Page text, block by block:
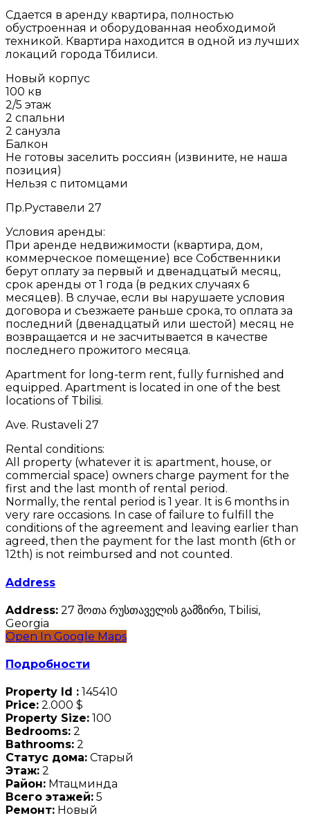
Сдается в аренду квартира, полностью
обустроенная и оборудованная необходимой
техникой. Квартира находится в одной из лучших
локаций города Тбилиси.
Новый корпус
100 кв
2/5 этаж
2 спальни
2 санузла
Балкон
Не готовы заселить россиян (извините, не наша
позиция)
Нельзя с питомцами
Пр.Руставели 27
Условия аренды:
При аренде недвижимости (квартира, дом,
коммерческое помещение) все Собственники
берут оплату за первый и двенадцатый месяц,
срок аренды от 1 года (в редких случаях 6
месяцев). В случае, если вы нарушаете условия
договора и съезжаете раньше срока, то оплата за
последний (двенадцатый или шестой) месяц не
возвращается и не засчитывается в качестве
последнего прожитого месяца.
Apartment for long-term rent, fully furnished and
equipped. Apartment is located in one of the best
locations of Tbilisi.
Ave. Rustaveli 27
Rental conditions:
All property (whatever it is: apartment, house, or
commercial space) owners charge payment for the
first and the last month of rental period.
Normally, the rental period is 1 year. It is 6 months in
very rare occasions. In case of failure to fulfill the
conditions of the agreement and leaving earlier than
agreed, then the payment for the last month (6th or
12th) is not reimbursed and not counted.
Address
Address: 27 შოთა რუსთაველის გამზირი, Tbilisi,
Georgia
Open In Google Maps
Подробности
Property Id : 145410
Price: 2.000 $
Property Size: 100
Bedrooms: 2
Bathrooms: 2
Статус дома: Старый
Этаж: 2
Район: Мтацминда
Всего этажей: 5
Ремонт: Новый